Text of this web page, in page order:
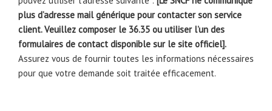
plus d’adresse mail générique pour contacter son service
client. Veuillez composer le 36.35 ou utiliser l’un des
formulaires de contact disponible sur le site officiel].
Assurez vous de fournir toutes les informations nécessaires
pour que votre demande soit traitée efficacement.